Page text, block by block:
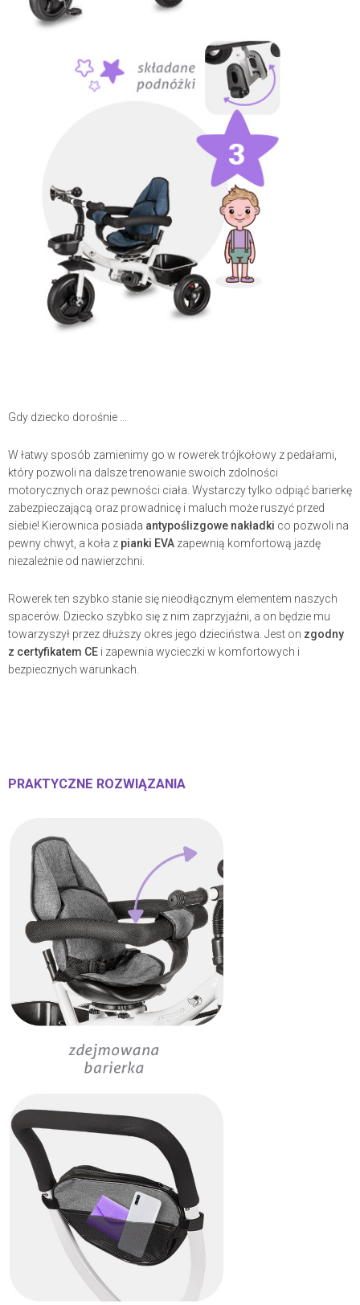
Gdy dziecko dorośnie ...
W łatwy sposób zamienimy go w rowerek trójkołowy z pedałami,
który pozwoli na dalsze trenowanie swoich zdolności
motorycznych oraz pewności ciała. Wystarczy tylko odpiąć barierkę
zabezpieczającą oraz prowadnicę i maluch może ruszyć przed
siebie! Kierownica posiada antypoślizgowe nakładki co pozwoli na
pewny chwyt, a koła z pianki EVA zapewnią komfortową jazdę
niezależnie od nawierzchni.
Rowerek ten szybko stanie się nieodłącznym elementem naszych
spacerów. Dziecko szybko się z nim zaprzyjaźni, a on będzie mu
towarzyszył przez dłuższy okres jego dzieciństwa. Jest on zgodny
z certyfikatem CE i zapewnia wycieczki w komfortowych i
bezpiecznych warunkach.
PRAKTYCZNE ROZWIĄZANIA